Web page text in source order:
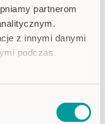
partnerom
z innymi danymi
podczas